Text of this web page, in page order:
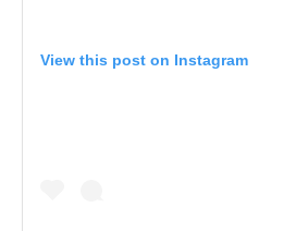
View this post on Instagram